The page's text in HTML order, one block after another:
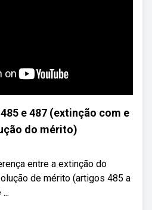
e 487 (extinção com e
do mérito)
entre a extinção do
de mérito (artigos 485 a